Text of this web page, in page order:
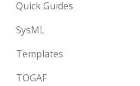
Quick Guides
SysML
Templates
TOGAF